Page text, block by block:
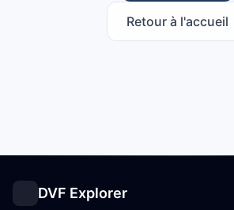
Retour à l'accueil
DVF Explorer